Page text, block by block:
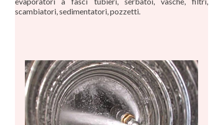
scambiatori, sedimentatori, pozzetti.